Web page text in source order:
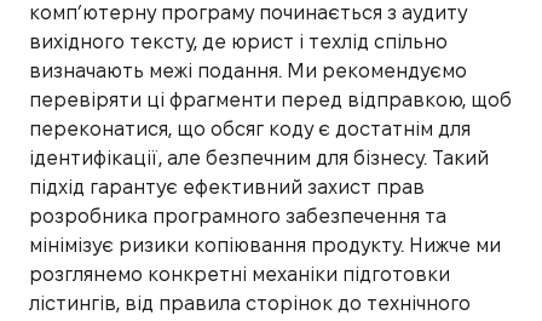
комп’ютерну програму починається з аудиту
вихідного тексту, де юрист і техлід спільно
визначають межі подання. Ми рекомендуємо
перевіряти ці фрагменти перед відправкою, щоб
переконатися, що обсяг коду є достатнім для
ідентифікації, але безпечним для бізнесу. Такий
підхід гарантує ефективний захист прав
розробника програмного забезпечення та
мінімізує ризики копіювання продукту. Нижче ми
розглянемо конкретні механіки підготовки
лістингів, від правила сторінок до технічного